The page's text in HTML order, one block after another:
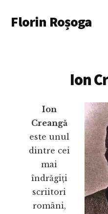
main
menu
Florin Roșoga
Ion
Ion
Creangă
este unul
dintre cei
mai
îndrăgiți
scriitori
români,